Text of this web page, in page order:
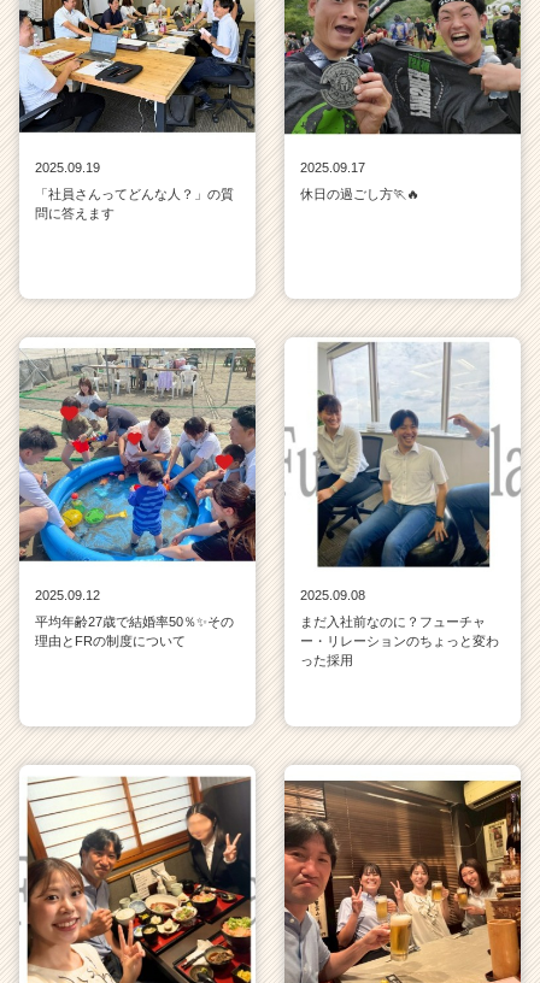
2025.09.19
「社員さんってどんな人？」の質
問に答えます
2025.09.17
休日の過ごし方🏃🔥
2025.09.12
平均年齢27歳で結婚率50％✨その
理由とFRの制度について
2025.09.08
まだ入社前なのに？フューチャ
ー・リレーションのちょっと変わ
った採用